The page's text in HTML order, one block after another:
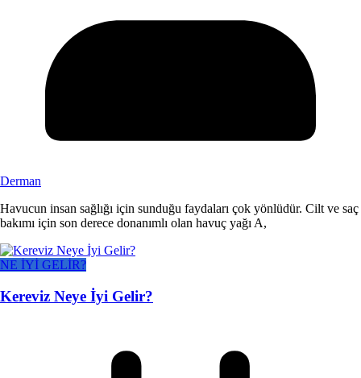
Derman
Havucun insan sağlığı için sunduğu faydaları çok yönlüdür. Cilt ve saç
bakımı için son derece donanımlı olan havuç yağı A,
NE İYİ GELİR?
Kereviz Neye İyi Gelir?